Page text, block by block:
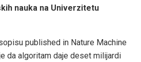
nauka na Univerzitetu
published in Nature Machine
da algoritam daje deset milijardi